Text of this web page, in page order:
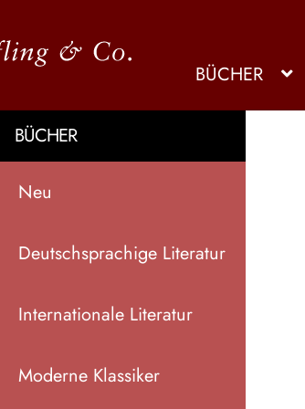
BÜCHER
BÜCHER
Neu
Deutschsprachige Literatur
Internationale Literatur
Moderne Klassiker